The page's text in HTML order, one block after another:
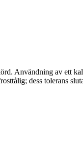
Användning av ett
dess tolerans